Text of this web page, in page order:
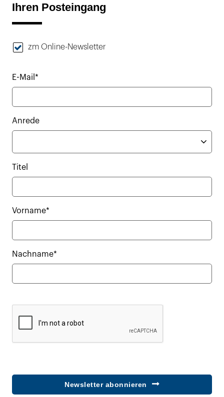
Ihren Posteingang
zm Online-Newsletter
E-Mail*
Anrede
Titel
Vorname*
Nachname*
Newsletter abonnieren